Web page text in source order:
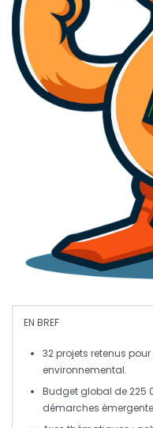
EN BREF
32 projets retenus
environnemental.
Budget global de225
démarches